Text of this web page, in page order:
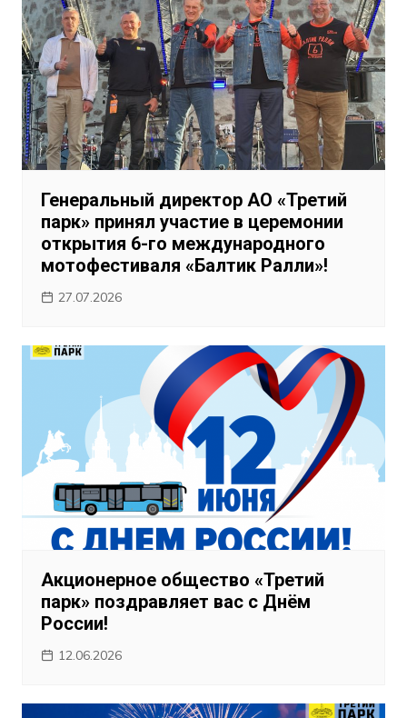
Генеральный директор АО «Третий
парк» принял участие в церемонии
открытия 6-го международного
мотофестиваля «Балтик Ралли»!
27.07.2026
Акционерное общество «Третий
парк» поздравляет вас с Днём
России!
12.06.2026